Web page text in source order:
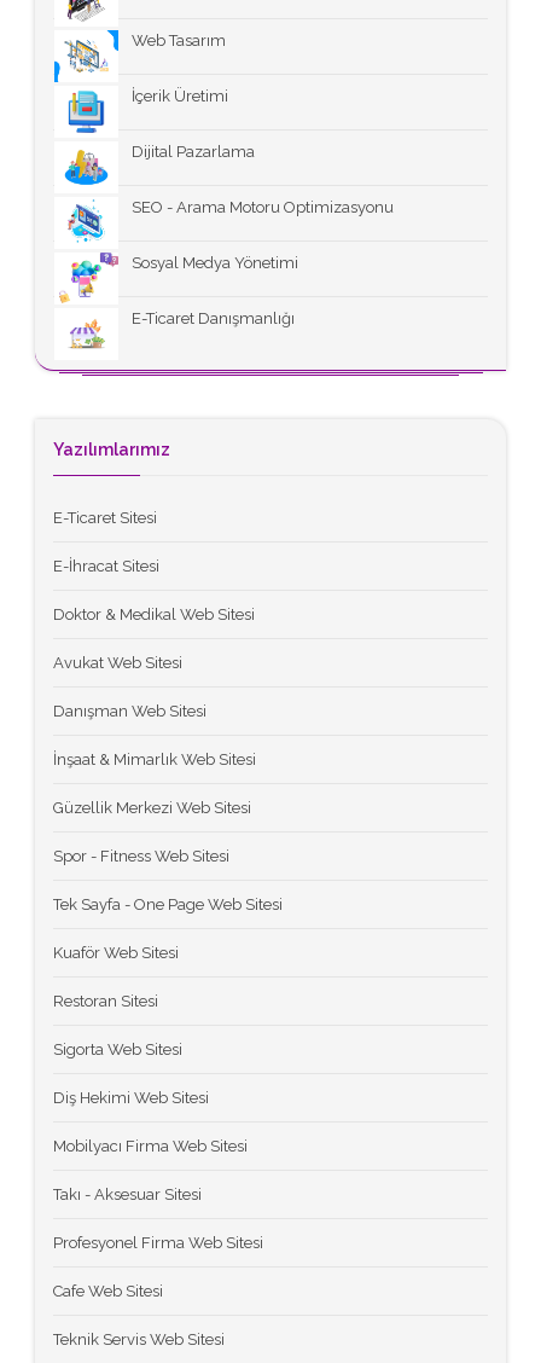
Web Tasarım
İçerik Üretimi
Dijital Pazarlama
SEO - Arama Motoru Optimizasyonu
Sosyal Medya Yönetimi
E-Ticaret Danışmanlığı
Yazılımlarımız
E-Ticaret Sitesi
E-İhracat Sitesi
Doktor & Medikal Web Sitesi
Avukat Web Sitesi
Danışman Web Sitesi
İnşaat & Mimarlık Web Sitesi
Güzellik Merkezi Web Sitesi
Spor - Fitness Web Sitesi
Tek Sayfa - One Page Web Sitesi
Kuaför Web Sitesi
Restoran Sitesi
Sigorta Web Sitesi
Diş Hekimi Web Sitesi
Mobilyacı Firma Web Sitesi
Takı - Aksesuar Sitesi
Profesyonel Firma Web Sitesi
Cafe Web Sitesi
Teknik Servis Web Sitesi